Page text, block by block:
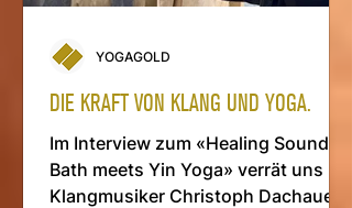
DIE KRAFT VON KLANG UND YOGA.
Im Interview zum «Healing Sound
Bath meets Yin Yoga» verrät uns
Klangmusiker Christoph Dachauer,
YOGAGOLD